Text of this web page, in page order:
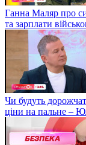
Ганна Маляр про
та зарплати
Чи будуть
ціни на пальне –